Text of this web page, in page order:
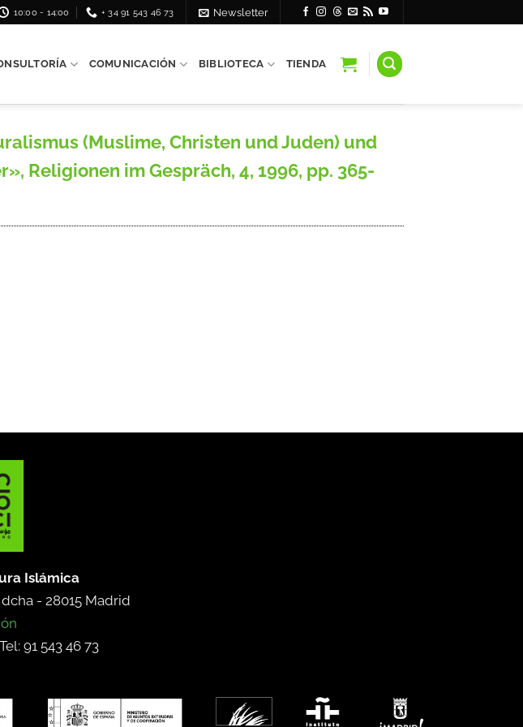
10:00 - 14:00 + 34 91 543 46 73 Newsletter
COMUNICACIÓN BIBLIOTECA TIENDA
(Muslime, Christen und Juden) und
Religionen im Gespräch, 4, 1996, pp. 365-
Islámica
- 28015 Madrid
Tel: 91 543 46 73